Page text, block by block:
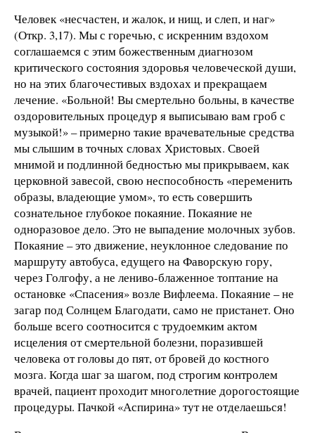
Человек «несчастен, и жалок, и нищ, и слеп, и наг»
(Откр. 3,17). Мы с горечью, с искренним вздохом
соглашаемся с этим божественным диагнозом
критического состояния здоровья человеческой души,
но на этих благочестивых вздохах и прекращаем
лечение. «Больной! Вы смертельно больны, в качестве
оздоровительных процедур я выписываю вам гроб с
музыкой!» – примерно такие врачевательные средства
мы слышим в точных словах Христовых. Своей
мнимой и подлинной бедностью мы прикрываем, как
церковной завесой, свою неспособность «переменить
образы, владеющие умом», то есть совершить
сознательное глубокое покаяние. Покаяние не
одноразовое дело. Это не выпадение молочных зубов.
Покаяние – это движение, неуклонное следование по
маршруту автобуса, едущего на Фаворскую гору,
через Голгофу, а не лениво-блаженное топтание на
остановке «Спасения» возле Вифлеема. Покаяние – не
загар под Солнцем Благодати, само не пристанет. Оно
больше всего соотносится с трудоемким актом
исцеления от смертельной болезни, поразившей
человека от головы до пят, от бровей до костного
мозга. Когда шаг за шагом, под строгим контролем
врачей, пациент проходит многолетние дорогостоящие
процедуры. Пачкой «Аспирина» тут не отделаешься!